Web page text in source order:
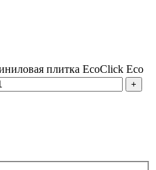
плитка EcoClick Eco